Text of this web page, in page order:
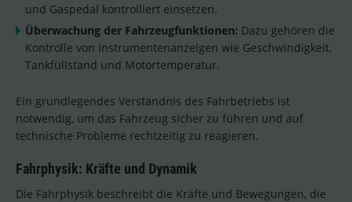
und Gaspedal kontrolliert einsetzen.
Überwachung der Fahrzeugfunktionen: Dazu gehören die
Kontrolle von Instrumentenanzeigen wie Geschwindigkeit,
Tankfüllstand und Motortemperatur.
Ein grundlegendes Verständnis des Fahrbetriebs ist
notwendig, um das Fahrzeug sicher zu führen und auf
technische Probleme rechtzeitig zu reagieren.
Fahrphysik: Kräfte und Dynamik
Die Fahrphysik beschreibt die Kräfte und Bewegungen, die